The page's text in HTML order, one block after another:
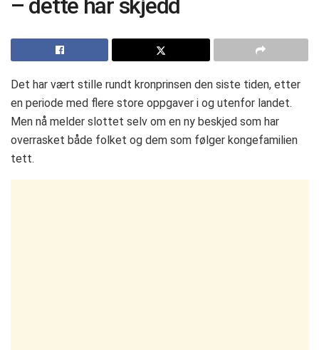
– dette har skjedd
Det har vært stille rundt kronprinsen den siste tiden, etter
en periode med flere store oppgaver i og utenfor landet.
Men nå melder slottet selv om en ny beskjed som har
overrasket både folket og dem som følger kongefamilien
tett.